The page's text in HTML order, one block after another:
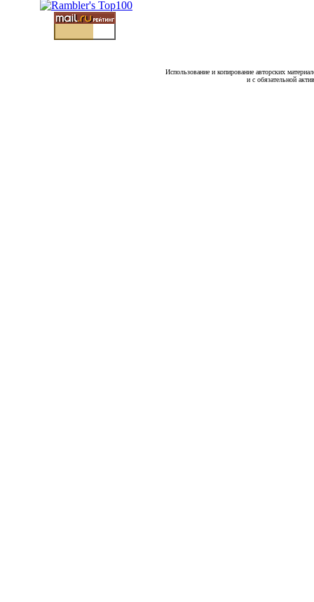
Использование и копирование авторских
и с обязательной